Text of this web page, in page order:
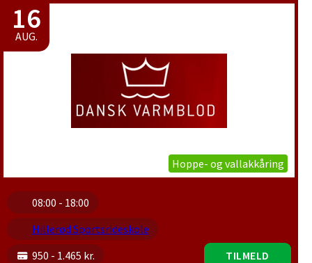
16
AUG.
Hoppe- og vallakkåring
08:00 - 18:00
Hillerød Sportsrideskole
950 - 1.465 kr.
TILMELD